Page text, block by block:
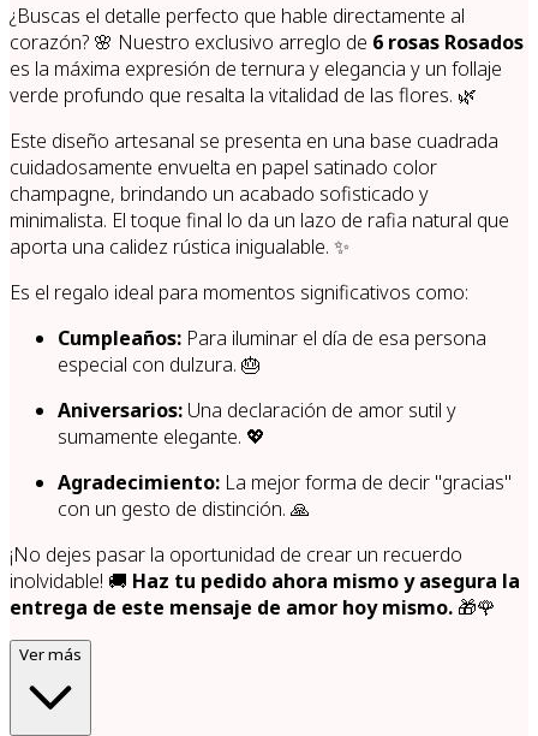
¿Buscas el detalle perfecto que hable directamente al
corazón? 🌸 Nuestro exclusivo arreglo de 6 rosas Rosados
es la máxima expresión de ternura y elegancia y un follaje
verde profundo que resalta la vitalidad de las flores. 🌿
Este diseño artesanal se presenta en una base cuadrada
cuidadosamente envuelta en papel satinado color
champagne, brindando un acabado sofisticado y
minimalista. El toque final lo da un lazo de rafia natural que
aporta una calidez rústica inigualable. ✨
Es el regalo ideal para momentos significativos como:
Cumpleaños: Para iluminar el día de esa persona
especial con dulzura. 🎂
Aniversarios: Una declaración de amor sutil y
sumamente elegante. 💖
Agradecimiento: La mejor forma de decir "gracias"
con un gesto de distinción. 🙏
¡No dejes pasar la oportunidad de crear un recuerdo
inolvidable! 🚚 Haz tu pedido ahora mismo y asegura la
entrega de este mensaje de amor hoy mismo. 🎁🌹
Ver más